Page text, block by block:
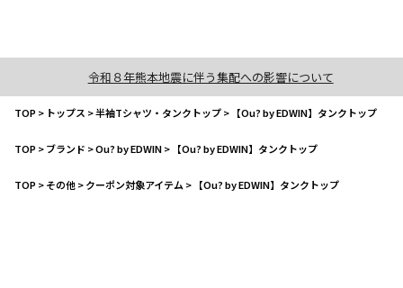
令和８年熊本地震に伴う集配への影響について
TOP> トップス >半袖Tシャツ・タンクトップ> 【Ou? by EDWIN】タンクトップ
TOP>ブランド >Ou? by EDWIN> 【Ou? by EDWIN】タンクトップ
TOP>その他>クーポン対象アイテム > 【Ou? by EDWIN】タンクトップ